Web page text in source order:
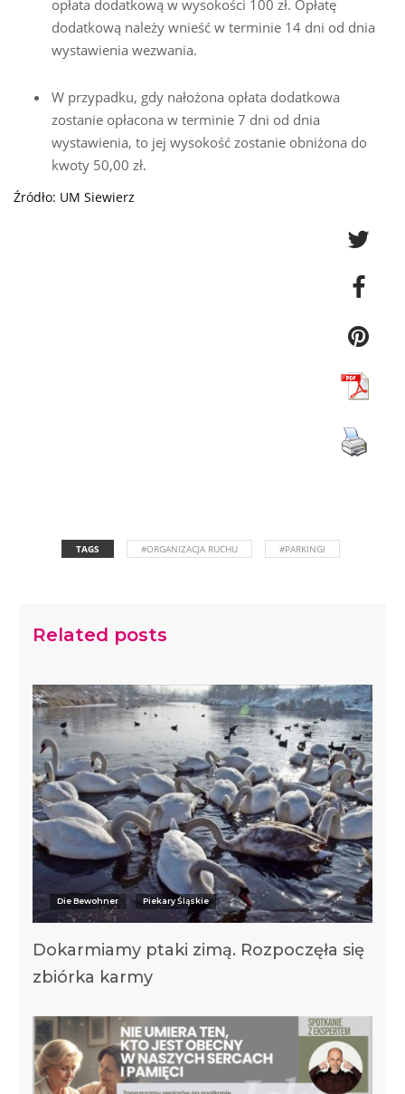
opłata dodatkową w wysokości 100 zł. Opłatę
dodatkową należy wnieść w terminie 14 dni od dnia
wystawienia wezwania.
W przypadku, gdy nałożona opłata dodatkowa
zostanie opłacona w terminie 7 dni od dnia
wystawienia, to jej wysokość zostanie obniżona do
kwoty 50,00 zł.
Źródło: UM Siewierz
TAGS #ORGANIZACJA RUCHU #PARKINGI
Related posts
Die Bewohner Piekary Śląskie
Dokarmiamy ptaki zimą. Rozpoczęła się
zbiórka karmy